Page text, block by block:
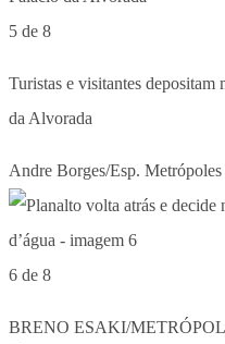
5 de 8
Turistas e visitantes depositam
da Alvorada
Andre Borges/Esp. Metrópoles
6 de 8
BRENO ESAKI/